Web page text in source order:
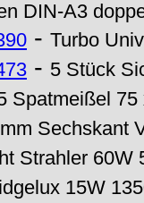
DIN-A3
- Turbo
- 5 Stück
Spatmeißel 75
Sechskant
Strahler 60W
15W